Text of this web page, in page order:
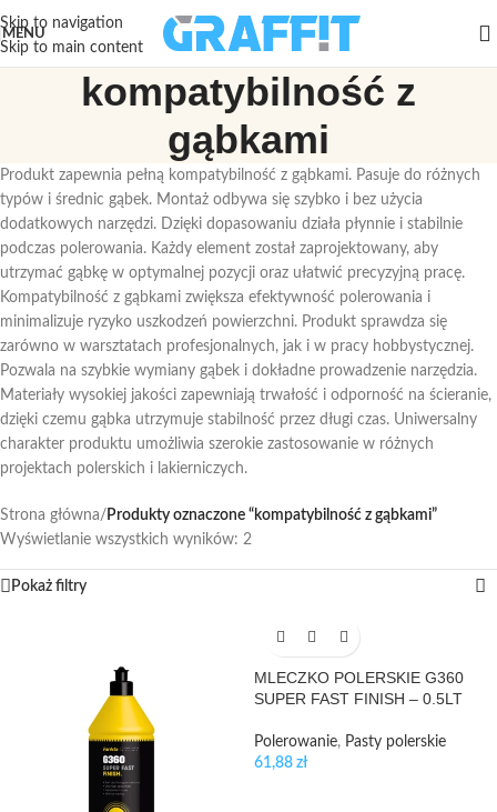
Skip to navigation
Skip to main content
MENU
kompatybilność z
gąbkami
Produkt zapewnia pełną kompatybilność z gąbkami. Pasuje do różnych
typów i średnic gąbek. Montaż odbywa się szybko i bez użycia
dodatkowych narzędzi. Dzięki dopasowaniu działa płynnie i stabilnie
podczas polerowania. Każdy element został zaprojektowany, aby
utrzymać gąbkę w optymalnej pozycji oraz ułatwić precyzyjną pracę.
Kompatybilność z gąbkami zwiększa efektywność polerowania i
minimalizuje ryzyko uszkodzeń powierzchni. Produkt sprawdza się
zarówno w warsztatach profesjonalnych, jak i w pracy hobbystycznej.
Pozwala na szybkie wymiany gąbek i dokładne prowadzenie narzędzia.
Materiały wysokiej jakości zapewniają trwałość i odporność na ścieranie,
dzięki czemu gąbka utrzymuje stabilność przez długi czas. Uniwersalny
charakter produktu umożliwia szerokie zastosowanie w różnych
projektach polerskich i lakierniczych.
Strona główna/ Produkty oznaczone “kompatybilność z gąbkami”
Wyświetlanie wszystkich wyników: 2
Pokaż filtry
MLECZKO POLERSKIE G360
SUPER FAST FINISH – 0.5LT
Polerowanie, Pasty polerskie
61,88 zł